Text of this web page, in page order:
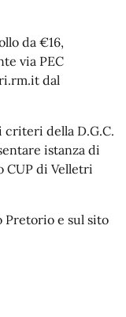
da €16,
via PEC
dal
criteri della D.G.C.
istanza di
CUP di Velletri
Pretorio e sul sito